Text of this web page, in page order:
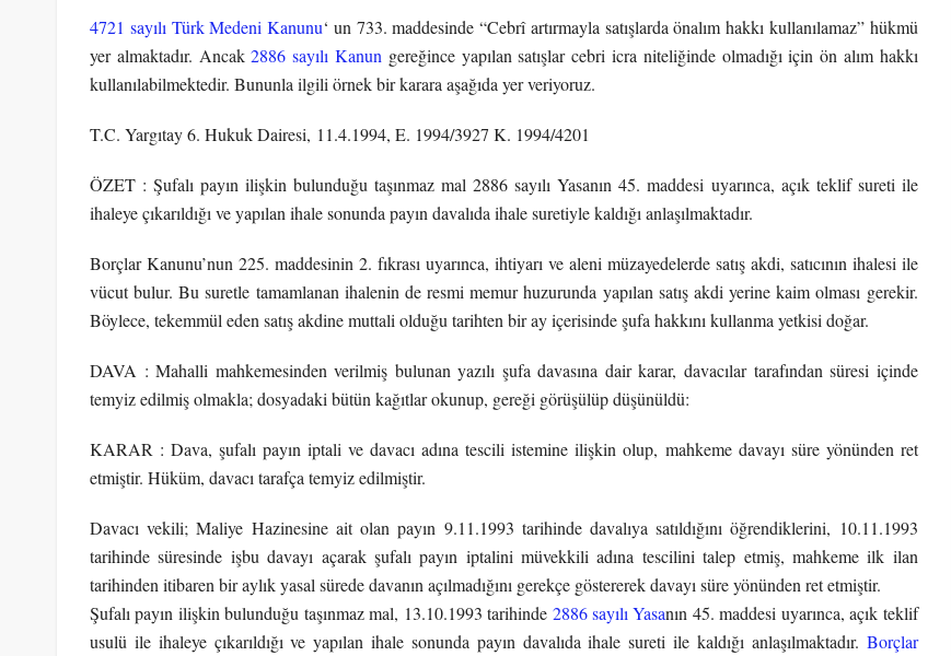
4721 sayılı Türk Medeni Kanunu‘ un 733. maddesinde “Cebrî artırmayla satışlarda önalım hakkı kullanılamaz” hükmü
yer almaktadır. Ancak2886 sayılı Kanun gereğince yapılan satışlar cebri icra niteliğinde olmadığı için ön alım hakkı
kullanılabilmektedir. Bununla ilgili örnek bir karara aşağıda yer veriyoruz.
T.C. Yargıtay 6. Hukuk Dairesi, 11.4.1994, E. 1994/3927 K. 1994/4201
ÖZET : Şufalı payın ilişkin bulunduğu taşınmaz mal 2886 sayılı Yasanın 45. maddesi uyarınca, açık teklif sureti ile
ihaleye çıkarıldığı ve yapılan ihale sonunda payın davalıda ihale suretiyle kaldığı anlaşılmaktadır.
Borçlar Kanunu’nun 225. maddesinin 2. fıkrası uyarınca, ihtiyarı ve aleni müzayedelerde satış akdi, satıcının ihalesi ile
vücut bulur. Bu suretle tamamlanan ihalenin de resmi memur huzurunda yapılan satış akdi yerine kaim olması gerekir.
Böylece, tekemmül eden satış akdine muttali olduğu tarihten bir ay içerisinde şufa hakkını kullanma yetkisi doğar.
DAVA : Mahalli mahkemesinden verilmiş bulunan yazılı şufa davasına dair karar, davacılar tarafından süresi içinde
temyiz edilmiş olmakla; dosyadaki bütün kağıtlar okunup, gereği görüşülüp düşünüldü:
KARAR : Dava, şufalı payın iptali ve davacı adına tescili istemine ilişkin olup, mahkeme davayı süre yönünden ret
etmiştir. Hüküm, davacı tarafça temyiz edilmiştir.
Davacı vekili; Maliye Hazinesine ait olan payın 9.11.1993 tarihinde davalıya satıldığını öğrendiklerini, 10.11.1993
tarihinde süresinde işbu davayı açarak şufalı payın iptalini müvekkili adına tescilini talep etmiş, mahkeme ilk ilan
tarihinden itibaren bir aylık yasal sürede davanın açılmadığını gerekçe göstererek davayı süre yönünden ret etmiştir.
Şufalı payın ilişkin bulunduğu taşınmaz mal, 13.10.1993 tarihinde 2886 sayılı Yasanın 45. maddesi uyarınca, açık teklif
usulü ile ihaleye çıkarıldığı ve yapılan ihale sonunda payın davalıda ihale sureti ile kaldığı anlaşılmaktadır. Borçlar